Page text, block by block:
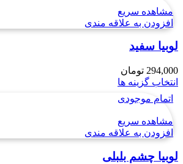
مشاهده سریع
افزودن به علاقه مندی
لوبیا سفید
294,000 تومان
انتخاب گزینه ها
اتمام موجودی
مشاهده سریع
افزودن به علاقه مندی
لوبیا چشم بلبلی